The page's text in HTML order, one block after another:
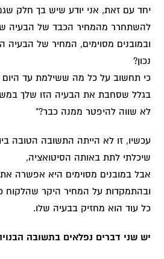
יחד עם זאת, אני יודע שיש בך חלק
להשתחרר מהמחיר הכבד של הבעיה
ובמובנים מסוימים, המחיר של הבעיה
נכון?
כי תחשוב על כל מה ששילמת עד היום
בגלל שסחבת את הבעיה הזו שלך
לא שווה להיפטר ממנה כבר?"
עכשיו, זו לא הייתה התשובה הטובה
שיכלתי לתת באותה הסיטואציה,
אבל במובנים מסוימים היא אפשרה
ובהתמקדות על המחיר היקר שהלקוח
כל עוד הוא מחזיק בבעיה שלו.
יש שני דברים נפלאים בתשובה